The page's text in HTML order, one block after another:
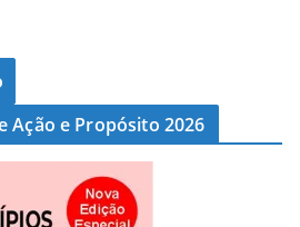
Ação e Propósito 2026